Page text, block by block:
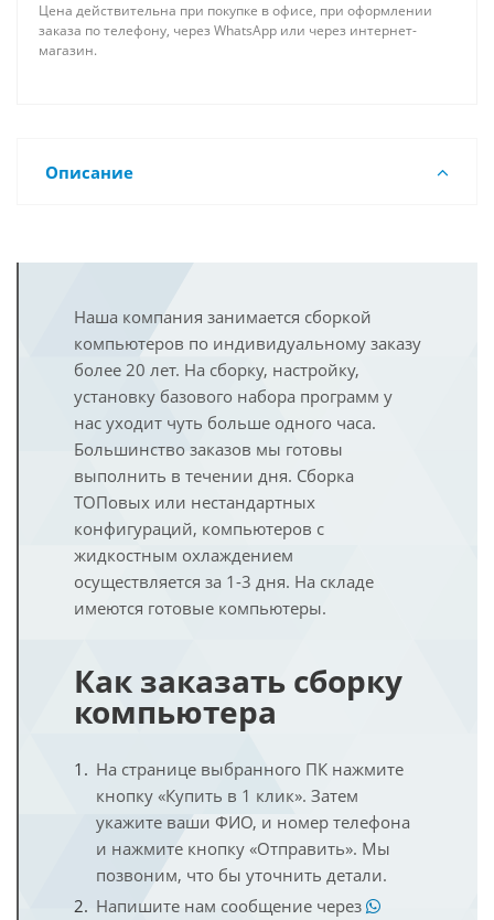
Цена действительна при покупке в офисе, при оформлении
заказа по телефону, через WhatsApp или через интернет-
магазин.
Описание
Наша компания занимается сборкой
компьютеров по индивидуальному заказу
более 20 лет. На сборку, настройку,
установку базового набора программ у
нас уходит чуть больше одного часа.
Большинство заказов мы готовы
выполнить в течении дня. Сборка
ТОПовых или нестандартных
конфигураций, компьютеров с
жидкостным охлаждением
осуществляется за 1-3 дня. На складе
имеются готовые компьютеры.
Как заказать сборку
компьютера
На странице выбранного ПК нажмите
кнопку «Купить в 1 клик». Затем
укажите ваши ФИО, и номер телефона
и нажмите кнопку «Отправить». Мы
позвоним, что бы уточнить детали.
Напишите нам сообщение через